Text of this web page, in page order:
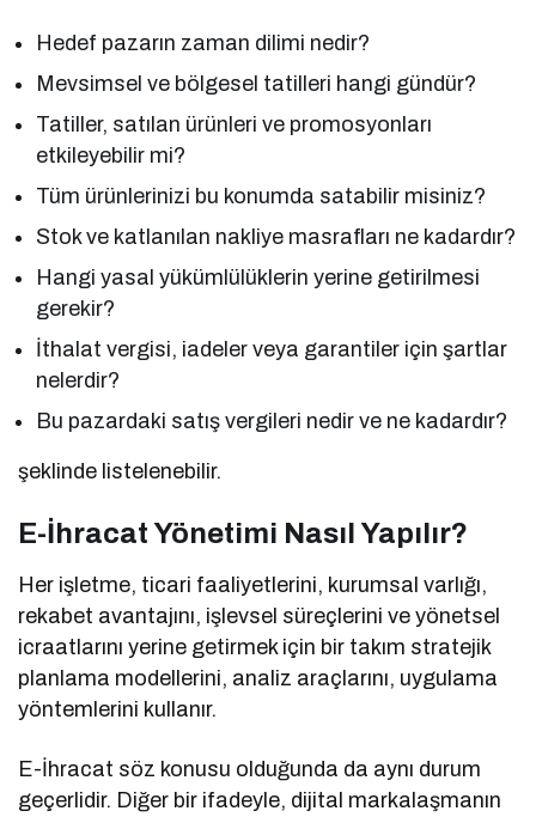
Hedef pazarın zaman dilimi nedir?
Mevsimsel ve bölgesel tatilleri hangi gündür?
Tatiller, satılan ürünleri ve promosyonları
etkileyebilir mi?
Tüm ürünlerinizi bu konumda satabilir misiniz?
Stok ve katlanılan nakliye masrafları ne kadardır?
Hangi yasal yükümlülüklerin yerine getirilmesi
gerekir?
İthalat vergisi, iadeler veya garantiler için şartlar
nelerdir?
Bu pazardaki satış vergileri nedir ve ne kadardır?
şeklinde listelenebilir.
E-İhracat Yönetimi Nasıl Yapılır?
Her işletme, ticari faaliyetlerini, kurumsal varlığı,
rekabet avantajını, işlevsel süreçlerini ve yönetsel
icraatlarını yerine getirmek için bir takım stratejik
planlama modellerini, analiz araçlarını, uygulama
yöntemlerini kullanır.
E-İhracat söz konusu olduğunda da aynı durum
geçerlidir. Diğer bir ifadeyle, dijital markalaşmanın